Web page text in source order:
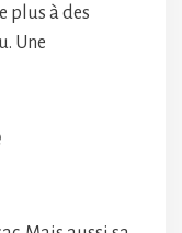
plus à des
Une